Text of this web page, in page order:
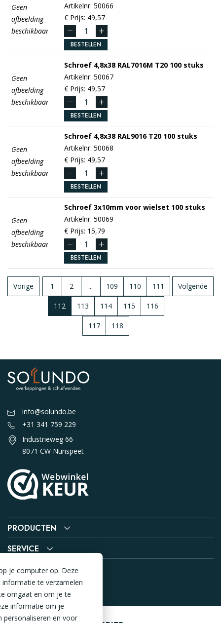
Geen
afbeelding
beschikbaar
Artikelnr: 50066
€ Prijs: 49,57
BESTELLEN
Geen
afbeelding
beschikbaar
Schroef 4,8x38 RAL7016M T20 100 stuks
Artikelnr: 50067
€ Prijs: 49,57
BESTELLEN
Geen
afbeelding
beschikbaar
Schroef 4,8x38 RAL9016 T20 100 stuks
Artikelnr: 50068
€ Prijs: 49,57
BESTELLEN
Geen
afbeelding
beschikbaar
Schroef 3x10mm voor wielset 100 stuks
Artikelnr: 50069
€ Prijs: 15,79
BESTELLEN
Vorige 1 2 ... 109 110 111
112 113 114 115 116
117 118
Volgende
info@solundo.be
+31 341 759 229
Industrieweg 66
8071 CW Nunspeet
PRODUCTEN
SERVICE
je computer op. Deze
te verzamelen
omgaat en om je te
informatie om je
personaliseren en voor